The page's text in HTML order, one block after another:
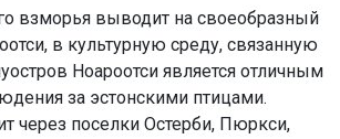
взморья выводит на своеобразный
в культурную среду, связанную
Ноароотси является отличным
за эстонскими птицами.
через поселки Остерби, Пюркси,